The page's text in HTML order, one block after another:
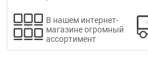
В нашем интернет-
магазине огромный
ассортимент